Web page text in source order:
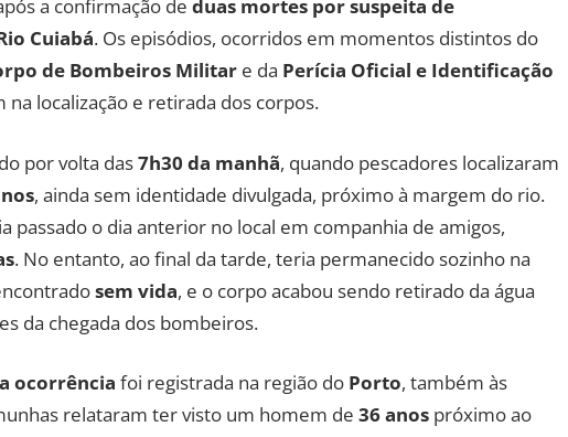
a confirmação de duas mortes por suspeita de
Cuiabá. Os episódios, ocorridos em momentos distintos do
de Bombeiros Militare da Perícia Oficial e Identificação
na localização e retirada dos corpos.
por volta das7h30 da manhã, quando pescadores localizaram
, ainda sem identidade divulgada, próximo à margem do rio.
passado o dia anterior no local em companhia de amigos,
. No entanto, ao final da tarde, teria permanecido sozinho na
sem vida, e o corpo acabou sendo retirado da água
da chegada dos bombeiros.
ocorrência foi registrada na região do Porto, também às
relataram ter visto um homem de 36 anospróximo ao